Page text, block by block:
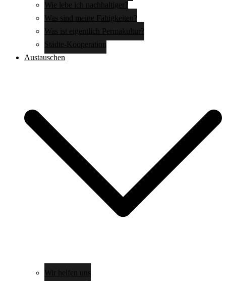
Wie lebe ich nachhaltiger?
Was sind meine Fähigkeiten?
Was ist eigentlich Permakultur?
Städte-Kooperation
Austauschen
Wir helfen uns